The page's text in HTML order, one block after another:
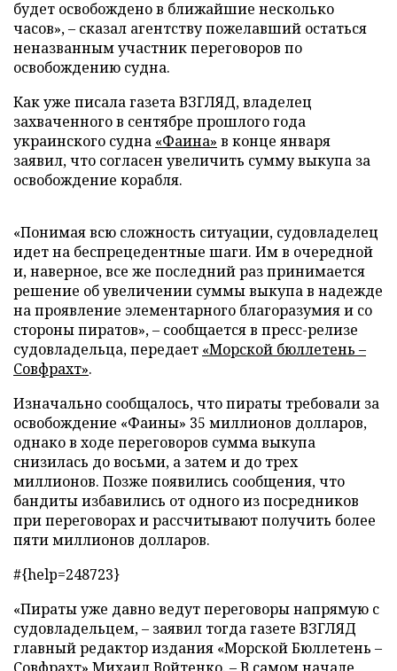
будет освобождено в ближайшие несколько
часов», – сказал агентству пожелавший остаться
неназванным участник переговоров по
освобождению судна.
Как уже писала газета ВЗГЛЯД, владелец
захваченного в сентябре прошлого года
украинского судна «Фаина» в конце января
заявил, что согласен увеличить сумму выкупа за
освобождение корабля.
«Понимая всю сложность ситуации, судовладелец
идет на беспрецедентные шаги. Им в очередной
и, наверное, все же последний раз принимается
решение об увеличении суммы выкупа в надежде
на проявление элементарного благоразумия и со
стороны пиратов», – сообщается в пресс-релизе
судовладельца, передает «Морской бюллетень –
Совфрахт».
Изначально сообщалось, что пираты требовали за
освобождение «Фаины» 35 миллионов долларов,
однако в ходе переговоров сумма выкупа
снизилась до восьми, а затем и до трех
миллионов. Позже появились сообщения, что
бандиты избавились от одного из посредников
при переговорах и рассчитывают получить более
пяти миллионов долларов.
#{help=248723}
«Пираты уже давно ведут переговоры напрямую с
судовладельцем, – заявил тогда газете ВЗГЛЯД
главный редактор издания «Морской Бюллетень –